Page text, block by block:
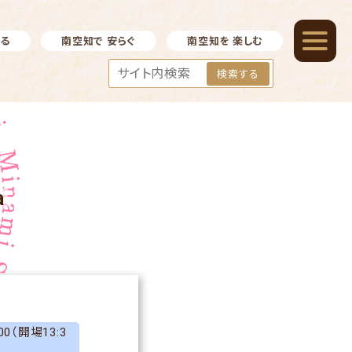
南空知で 安らぐ 南空知を 楽しむ
検索する
（開場13:3